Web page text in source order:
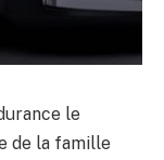
le
de la famille